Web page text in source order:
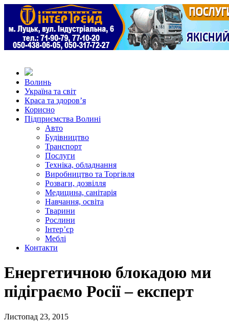
Волинь
Україна та світ
Краса та здоров’я
Корисно
Підприємства Волині
Авто
Будівництво
Транспорт
Послуги
Техніка, обладнання
Виробництво та Торгівля
Розваги, дозвілля
Медицина, санітарія
Навчання, освіта
Тварини
Рослини
Інтер’єр
Меблі
Контакти
Енергетичною блокадою ми
підіграємо Росії – експерт
Листопад 23, 2015